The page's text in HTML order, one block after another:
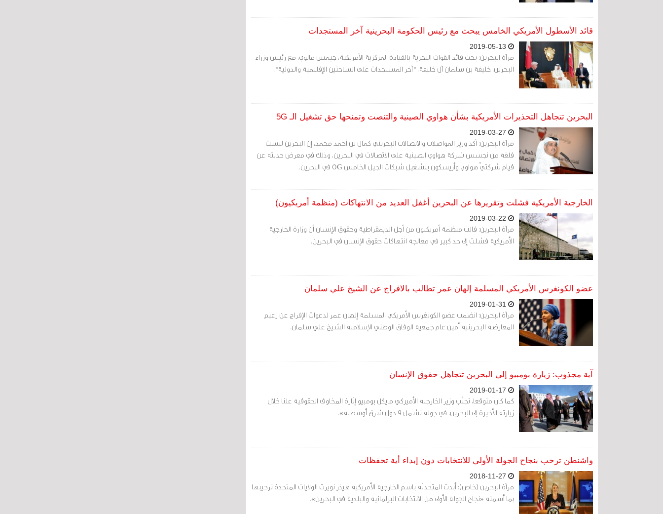
قائد الأسطول الأمريكي الخامس يبحث مع رئيس الحكومة البحرينية آخر المستجدات
مرآة البحرين: بحث قائد القوات البحرية بالقيادة المركزية الأمريكية، جيمس مالوي، مع رئيس وزراء
البحرين، خليفة بن سلمان آل خليفة، "آخر المستجدات على الساحتين الإقليمية والدولية".
البحرين تتجاهل التحذيرات الأمريكية بشأن هواوي الصينية والتنصت وتمنحها حق تشغيل الـ 5G
مرآة البحرين: أكد وزير المواصلات والاتصالات البحريني كمال بن أحمد محمد، إن البحرين ليست
قلقة من تجسس شركة هواوي الصينية على الاتصالات في البحرين، وذلك في معرض حديثه عن
قيام شركتيّ هواوي وأريسكون بتشغيل شبكات الجيل الخامس 5G في البحرين.
الخارجية الأمريكية فشلت وتقريرها عن البحرين أغفل العديد من الانتهاكات (منظمة أمريكيون)
مرآة البحرين: قالت منظمة أمريكيون من أجل الديمقراطية وحقوق الإنسان أن وزارة الخارجية
الأمريكية فشلت إلى حد كبير في معالجة انتهاكات حقوق الإنسان في البحرين.
عضو الكونغرس الأمريكي المسلمة إلهان عمر تطالب بالافراج عن الشيخ علي سلمان
مرآة البحرين: انضمت عضو الكونغرس الأمريكي المسلمة إلهان عمر لدعوات الإفراج عن زعيم
المعارضة البحرينية أمين عام جمعية الوفاق الوطني الإسلامية الشيخ علي سلمان.
آية مجذوب: زيارة بومبيو إلى البحرين تتجاهل حقوق الإنسان
كما كان متوقعا، تجنّب وزير الخارجية الأميركي مايكل بومبيو إثارة المخاوف الحقوقية علنا خلال
زيارته الأخيرة إلى البحرين، في جولة تشمل 9 دول شرق أوسطية».
واشنطن ترحب بنجاح الجولة الأولى للانتخابات دون إبداء أية تحفظات
مرآة البحرين (خاص): أبدت المتحدثة باسم الخارجية الأمريكية هيذر نويرت الولايات المتحدة ترحيبها
بما أسمته «نجاح الجولة الأولى من الانتخابات البرلمانية والبلدية في البحرين».